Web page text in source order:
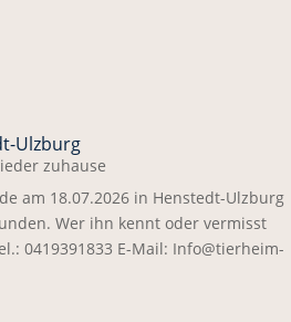
Ulzburg
zuhause
am 18.07.2026 in Henstedt-Ulzburg
Wer ihn kennt oder vermisst
0419391833 E-Mail: Info@tierheim-